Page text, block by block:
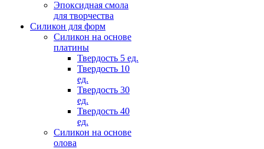
Эпоксидная смола
для творчества
Силикон для форм
Силикон на основе
платины
Твердость 5 ед.
Твердость 10
ед.
Твердость 30
ед.
Твердость 40
ед.
Силикон на основе
олова